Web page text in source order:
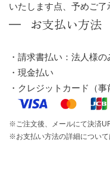
いたします点、予めご了
お支払い方法
請求書払い：法人様の
現金払い
クレジットカード（事
ご注文後、メールにて決済
お支払い方法の詳細について